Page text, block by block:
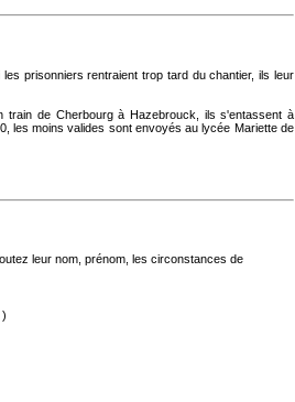
prisonniers rentraient trop tard du chantier, ils leur
de Cherbourg à Hazebrouck, ils s'entassent à
les moins valides sont envoyés au lycée Mariette de
leur nom, prénom, les circonstances de